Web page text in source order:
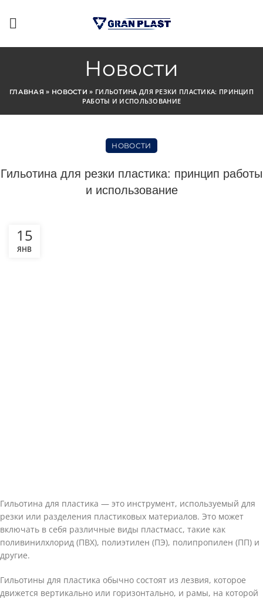
Новости
ГЛАВНАЯ » НОВОСТИ » ГИЛЬОТИНА ДЛЯ РЕЗКИ ПЛАСТИКА: ПРИНЦИП
РАБОТЫ И ИСПОЛЬЗОВАНИЕ
НОВОСТИ
Гильотина для резки пластика: принцип работы
и использование
15
ЯНВ
Гильотина для пластика — это инструмент, используемый для
резки или разделения пластиковых материалов. Это может
включать в себя различные виды пластмасс, такие как
поливинилхлорид (ПВХ), полиэтилен (ПЭ), полипропилен (ПП) и
другие.
Гильотины для пластика обычно состоят из лезвия, которое
движется вертикально или горизонтально, и рамы, на которой